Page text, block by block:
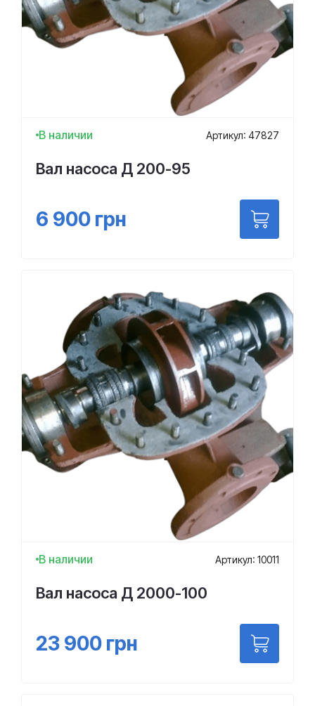
В наличии Артикул: 47827
Вал насоса Д 200-95
6 900 грн
В наличии Артикул: 10011
Вал насоса Д 2000-100
23 900 грн